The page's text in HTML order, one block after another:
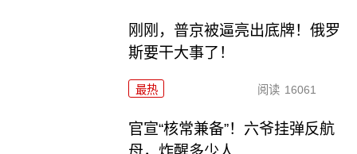
刚刚，普京被逼亮出底牌！俄罗
斯要干大事了！
最热 阅读 16061
官宣“核常兼备”！六爷挂弹反航